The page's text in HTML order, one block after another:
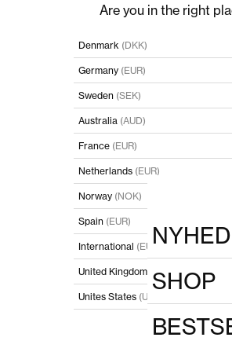
Are you in the right
Denmark (DKK)
Germany (EUR)
Sweden (SEK)
Australia (AUD)
France (EUR)
Netherlands (EUR)
Norway (NOK)
Spain (EUR)
International (EUR)
United Kingdom (GBP)
Unites States (USD)
SHOP
POPULÆRE SØGNINGER
PRODUKTER